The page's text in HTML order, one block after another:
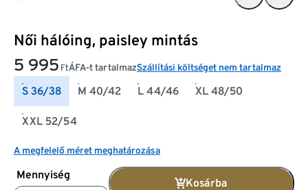
Női hálóing, paisley mintás
5 995 FtÁFA-t tartalmazSzállítási költséget nem tartalmaz
S 36/38 M 40/42 L 44/46 XL 48/50
XXL 52/54
A megfelelő méret meghatározása
Mennyiség
Kosárba